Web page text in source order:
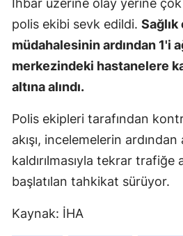
İhbar üzerine olay yerine çok
polis ekibi sevk edildi.
müdahalesinin ardından 1'i
merkezindeki hastanelere
altına alındı.
Polis ekipleri tarafından
akışı, incelemelerin ardından
kaldırılmasıyla tekrar trafiğe
başlatılan tahkikat sürüyor.
Kaynak: İHA